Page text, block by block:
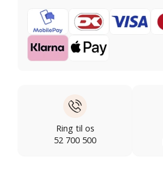
Ring til os
52 700 500